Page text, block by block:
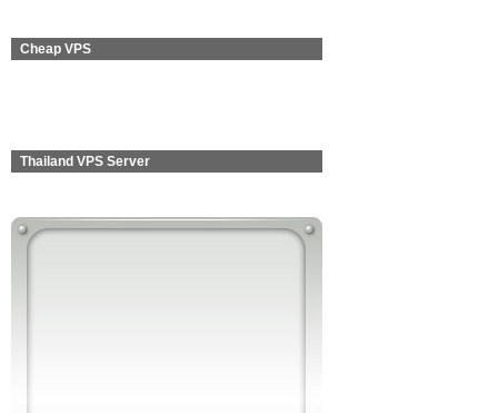
Cheap VPS
Thailand VPS Server